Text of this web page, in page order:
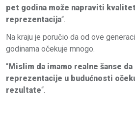
pet godina može napraviti
reprezentacija“.
Na kraju je poručio da od ove
godinama očekuje mnogo.
“Mislim da imamo realne šanse da
reprezentacije u budućnosti
rezultate“.